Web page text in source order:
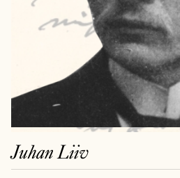
Juhan Liiv